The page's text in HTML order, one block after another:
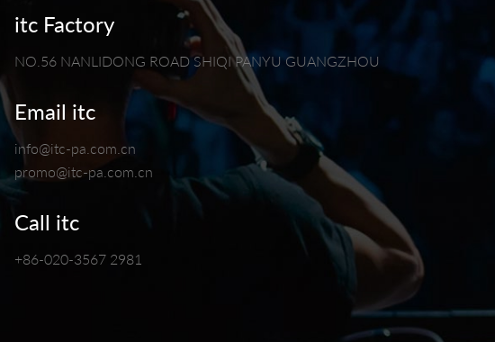
itc Factory
NO.56 NANLIDONG ROAD SHIQI PANYU GUANGZHOU
Email itc
info@itc-pa.com.cn
promo@itc-pa.com.cn
Call itc
+86-020-3567 2981